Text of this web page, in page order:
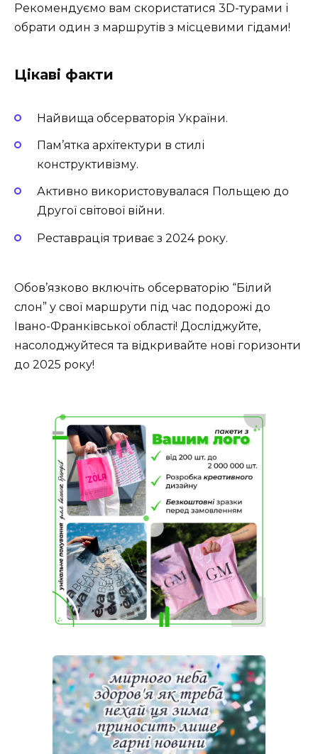
Рекомендуємо вам скористатися 3D-турами і
обрати один з маршрутів з місцевими гідами!
Цікаві факти
Найвища обсерваторія України.
Пам’ятка архітектури в стилі
конструктивізму.
Активно використовувалася Польщею до
Другої світової війни.
Реставрація триває з 2024 року.
Обов’язково включіть обсерваторію “Білий
слон” у свої маршрути під час подорожі до
Івано-Франківської області! Досліджуйте,
насолоджуйтеся та відкривайте нові горизонти
до 2025 року!